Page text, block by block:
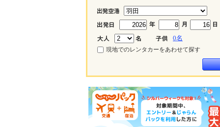
0名
現地でのレンタカーをあわせて探す